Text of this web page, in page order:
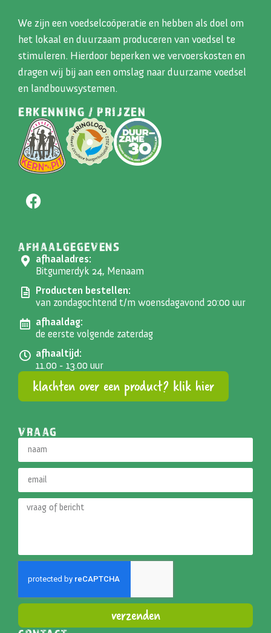
We zijn een voedselcoöperatie en hebben als doel om
het lokaal en duurzaam produceren van voedsel te
stimuleren. Hierdoor beperken we vervoerskosten en
dragen wij bij aan een omslag naar duurzame voedsel
en landbouwsystemen.
ERKENNING / PRIJZEN
AFHAALGEGEVENS
afhaaladres:
Bitgumerdyk 24, Menaam
Producten bestellen:
van zondagochtend t/m woensdagavond 20:00 uur
afhaaldag:
de eerste volgende zaterdag
afhaaltijd:
11.00 - 13.00 uur
klachten over een product? klik hier
VRAAG
verzenden